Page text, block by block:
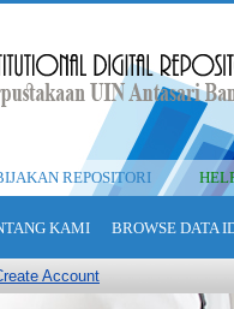
REPOSITORI
KAMI BROWSE DATA
Account